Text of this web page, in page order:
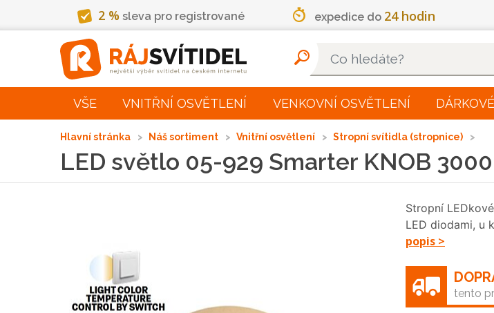
2 % sleva pro registrované expedice do 24 hodin
VŠE VNITŘNÍ OSVĚTLENÍ VENKOVNÍ OSVĚTLENÍ
Hlavní stránka Náš sortiment Vnitřní osvětlení Stropní svítidla (stropnice)
LED světlo 05-929 Smarter KNOB
Stropní
LED diodami, u
popis >
tento